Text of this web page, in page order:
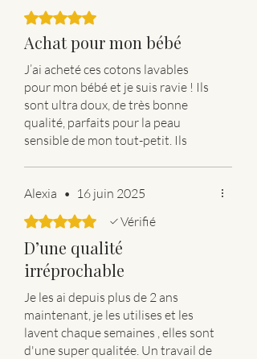
Noté 5 sur 5.
Achat pour mon bébé
J’ai acheté ces cotons lavables
pour mon bébé et je suis ravie ! Ils
sont ultra doux, de très bonne
qualité, parfaits pour la peau
sensible de mon tout-petit. Ils
lavage.
Mention spéciale pour la créatrice
qui est adorable, à l’écoute et
vraiment réactive. Une belle
découverte, je recommande à 100
% ! ♥️
Alexia • 16 juin 2025
Noté 5 sur 5. Vérifié
D’une qualité
irréprochable
Je les ai depuis plus de 2 ans
maintenant, je les utilises et les
lavent chaque semaines , elles sont
d'une super qualitée. Un travail de